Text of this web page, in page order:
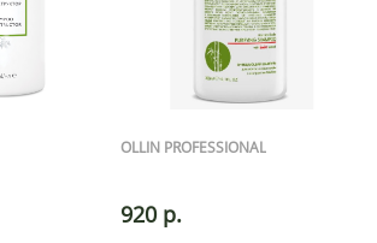
OLLIN PROFESSIONAL
920 р.